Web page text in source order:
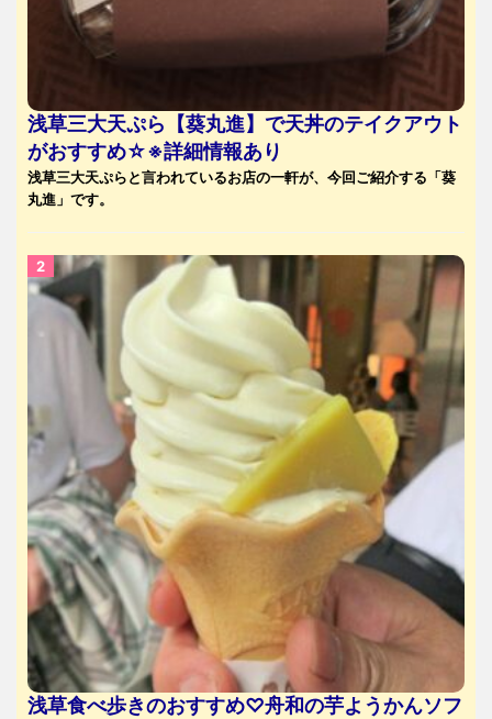
浅草三大天ぷら【葵丸進】で天丼のテイクアウト
がおすすめ☆※詳細情報あり
浅草三大天ぷらと言われているお店の一軒が、今回ご紹介する「葵
丸進」です。
浅草食べ歩きのおすすめ♡舟和の芋ようかんソフ